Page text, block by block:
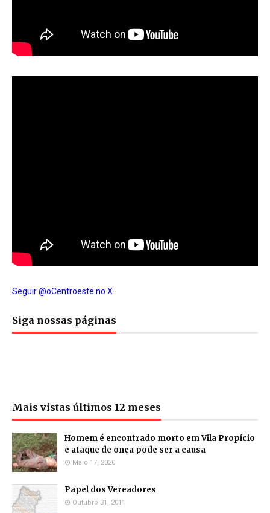
Seguir @oCentroeste no X
Siga nossas páginas
Mais vistas últimos 12 meses
Homem é encontrado morto em Vila Propício
e ataque de onça pode ser a causa
Maio 17, 2020
Papel dos Vereadores
Outubro 31, 2011